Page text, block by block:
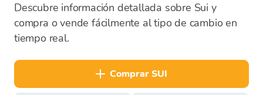
Descubre información detallada sobre Sui y
compra o vende fácilmente al tipo de cambio en
tiempo real.
comprar SUI